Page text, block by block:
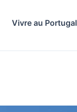
Vivre au Portugal